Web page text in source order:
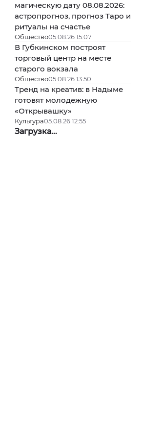
магическую дату 08.08.2026:
астропрогноз, прогноз Таро и
ритуалы на счастье
Общество05.08.26 15:07
В Губкинском построят
торговый центр на месте
старого вокзала
Общество05.08.26 13:50
Тренд на креатив: в Надыме
готовят молодежную
«Открывашку»
Культура05.08.26 12:55
Загрузка...